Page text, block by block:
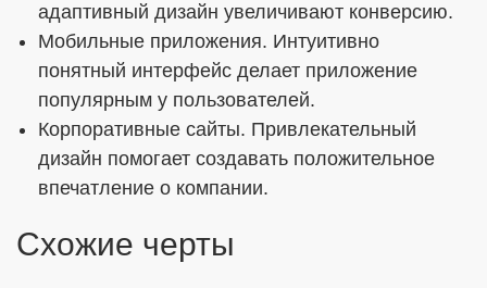
адаптивный дизайн увеличивают конверсию.
Мобильные приложения. Интуитивно
понятный интерфейс делает приложение
популярным у пользователей.
Корпоративные сайты. Привлекательный
дизайн помогает создавать положительное
впечатление о компании.
Схожие черты